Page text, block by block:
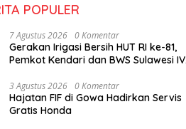
POPULER
7 Agustus 2026 0 Komentar
Gerakan Irigasi Bersih HUT RI ke-81,
Pemkot Kendari dan BWS Sulawesi IV
3 Agustus 2026 0 Komentar
Hajatan FIF di Gowa Hadirkan Servis
Gratis Honda